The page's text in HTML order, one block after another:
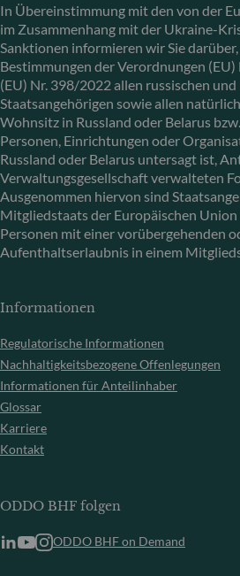
In Übereinstimmung mit den von der
im Zusammenhang mit der Ukraine-
Sanktionen informieren wir Sie darüber,
Bestimmungen der Verordnungen
(EU) Nr. 398/2022 allen russischen
Staatsangehörigen sowie allen
Wohnsitz in Russland oder Belarus
Personen, Einrichtungen oder
Russland oder Belarus untersagt ist,
Verwaltungsgesellschaft verwalteten
Ausgenommen hiervon sind
Mitgliedstaats der Europäischen
Personen mit einer vorübergehenden
Aufenthaltserlaubnis in einem
Informationen
Regulatorische Informationen
Nachhaltigkeitsbezogene Offenlegungen
Informationen für Anteilinhaber
Glossar
Karriere
Kontakt
ODDO BHF folgen
ODDO BHF on Demand